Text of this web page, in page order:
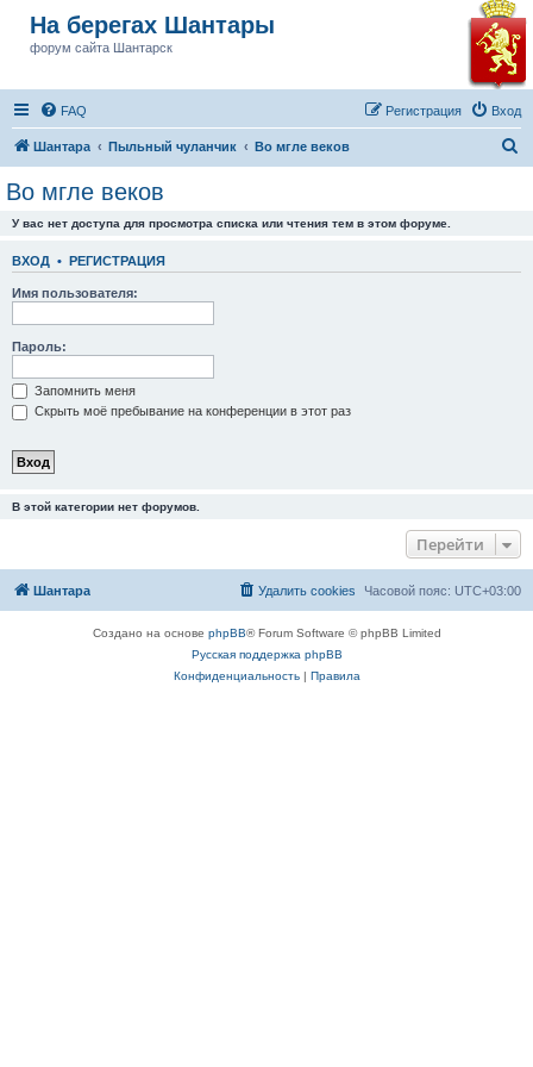
На берегах Шантары
форум сайта Шантарск
FAQ Вход
Регистрация
Шантара Пыльный чуланчик Во мгле веков
Во мгле веков
У вас нет доступа для просмотра списка или чтения тем в этом форуме.
ВХОД • РЕГИСТРАЦИЯ
Имя пользователя:
Пароль:
Запомнить меня
Скрыть моё пребывание на конференции в этот раз
В этой категории нет форумов.
Перейти
Шантара Часовой пояс: UTC+03:00
Удалить cookies
Создано на основе phpBB® Forum Software © phpBB Limited
Русская поддержка phpBB
Конфиденциальность| Правила